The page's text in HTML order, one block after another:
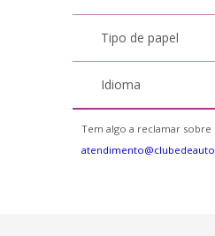
Tipo de papel
Idioma
Tem algo a reclamar sobre